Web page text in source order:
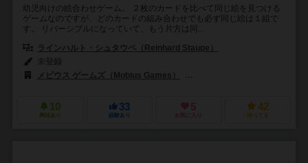
幼児向けの絵合わせゲーム。 ２枚のカードを比べて同じ絵を見つける
ゲームなのですが、どのカードの組み合わせでも必ず同じ絵は１組で
す。 リバーシブルになっていて、もう片方は同...
ラインハルト・シュタウペ（Reinhard Staupe）
メビウス ゲームズ（Mobius Games）
10
興味あり
33
経験あり
5
お気に入り
42
持ってる